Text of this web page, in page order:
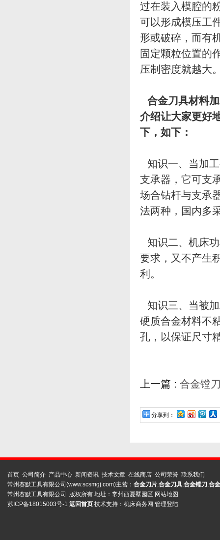
过在装入模腔的
可以形成模压工
形或破碎，而有
固定颗粒位置的
压制密度就越大
合金刀具材料
介绍让大家更好
下，如下：
知识一、当加
支承器，它可支
场合钻杆与支承
法两种，国内多
知识二、机床
要求，又不产生
利。
知识三、当被
硬质合金材料不
孔，以保证尺寸
上一篇 : 合金镗
分享到：
首页 公司简介 产品中心 新闻资讯 技术文章 在线商店 公司荣誉 联系我们
常州赛默工具有限公司(www.scsmgj.com)主营： 合金刀片,合金刀具,合金镗刀 ,合
常州赛默工具有限公司 版权所有 地址：常州西夏墅园区 网站地图
苏ICP备18015003号-1 返回首页 技术支持： 机床商务网 管理登陆